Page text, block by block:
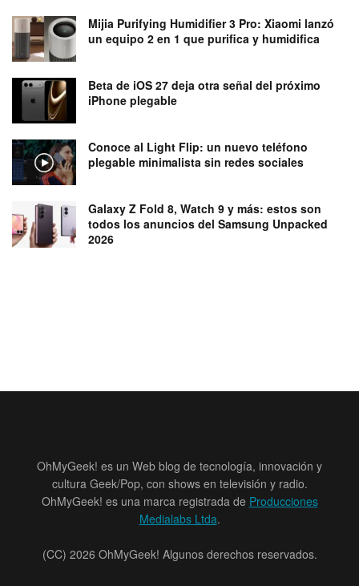
Mijia Purifying Humidifier 3 Pro: Xiaomi lanzó
un equipo 2 en 1 que purifica y humidifica
Beta de iOS 27 deja otra señal del próximo
iPhone plegable
Conoce al Light Flip: un nuevo teléfono
plegable minimalista sin redes sociales
Galaxy Z Fold 8, Watch 9 y más: estos son
todos los anuncios del Samsung Unpacked
2026
OhMyGeek! es un Web blog de tecnología, innovación y
cultura Geek/Pop, con shows en televisión y radio.
OhMyGeek! es una marca registrada de Producciones
Medialabs Ltda.
(CC) 2026 OhMyGeek! Algunos derechos reservados.